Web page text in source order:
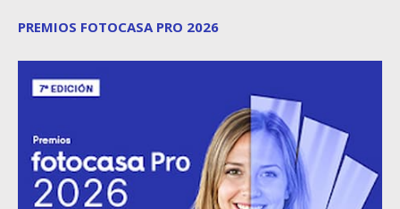
PREMIOS FOTOCASA PRO 2026